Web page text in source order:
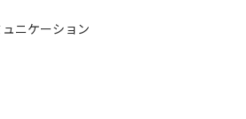
ニケーション